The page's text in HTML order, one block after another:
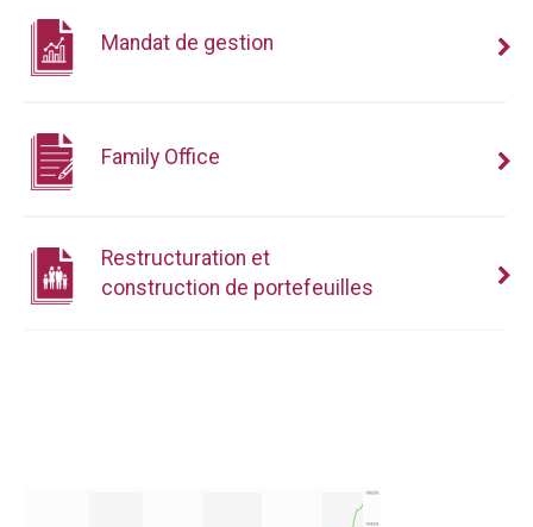
Mandat de gestion
Family Office
Restructuration et
construction de portefeuilles